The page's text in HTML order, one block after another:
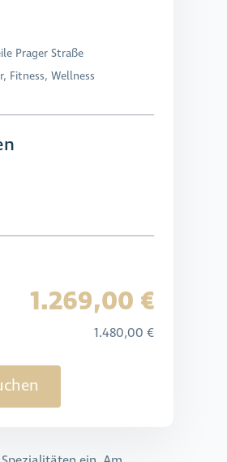
Prager Straße
Fitness, Wellness
1.269,00 €
1.480,00 €